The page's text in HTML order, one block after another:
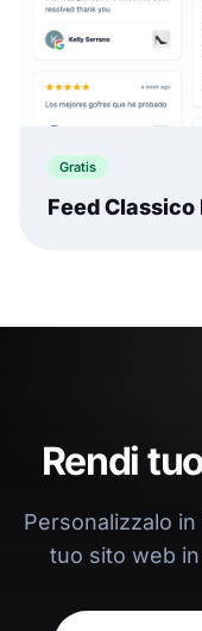
Gratis
Feed
Rendi
Personalizzalo
tuo sito web